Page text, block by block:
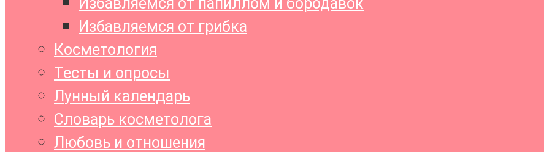
Избавляемся от грибка
Косметология
Тесты и опросы
Лунный календарь
Словарь косметолога
Любовь и отношения